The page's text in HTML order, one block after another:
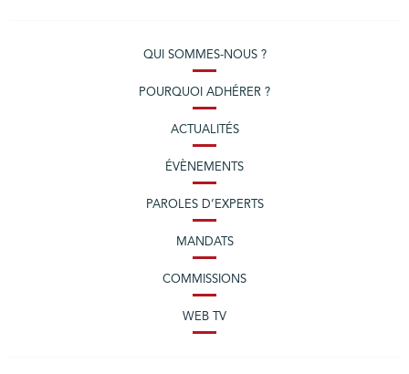
QUI SOMMES-NOUS ?
POURQUOI ADHÉRER ?
ACTUALITÉS
ÉVÈNEMENTS
PAROLES D’EXPERTS
MANDATS
COMMISSIONS
WEB TV